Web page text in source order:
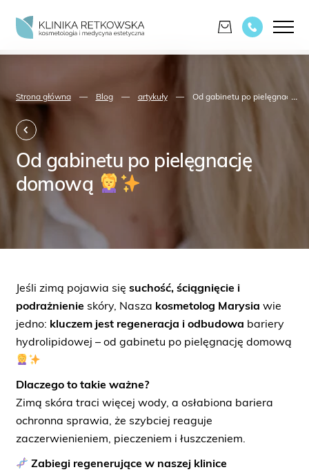
Strona główna — Blog — artykuły — Od gabinetu po pielęgnację
...
Od gabinetu po pielęgnację
domową
Jeśli zimą pojawia się suchość, ściągnięcie i
podrażnienie skóry, Nasza kosmetolog Marysia wie
jedno: kluczem jest regeneracja i odbudowa bariery
hydrolipidowej – od gabinetu po pielęgnację domową
Dlaczego to takie ważne?
Zimą skóra traci więcej wody, a osłabiona bariera
ochronna sprawia, że szybciej reaguje
zaczerwienieniem, pieczeniem i łuszczeniem.
Zabiegi regenerujące w naszej klinice